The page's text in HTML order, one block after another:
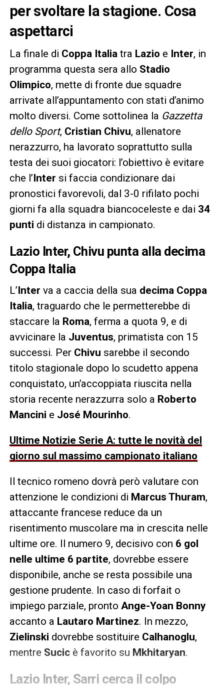
per svoltare la stagione. Cosa
aspettarci
La finale di Coppa Italia tra Lazio e Inter, in
programma questa sera allo Stadio
Olimpico, mette di fronte due squadre
arrivate all’appuntamento con stati d’animo
molto diversi. Come sottolinea la Gazzetta
dello Sport, Cristian Chivu, allenatore
nerazzurro, ha lavorato soprattutto sulla
testa dei suoi giocatori: l’obiettivo è evitare
che l’Inter si faccia condizionare dai
pronostici favorevoli, dal 3-0 rifilato pochi
giorni fa alla squadra biancoceleste e dai 34
punti di distanza in campionato.
Lazio Inter, Chivu punta alla decima
Coppa Italia
L’Inter va a caccia della sua decima Coppa
Italia, traguardo che le permetterebbe di
staccare la Roma, ferma a quota 9, e di
avvicinare la Juventus, primatista con 15
successi. Per Chivu sarebbe il secondo
titolo stagionale dopo lo scudetto appena
conquistato, un’accoppiata riuscita nella
storia recente nerazzurra solo a Roberto
Mancini e José Mourinho.
Ultime Notizie Serie A: tutte le novità del
giorno sul massimo campionato italiano
Il tecnico romeno dovrà però valutare con
attenzione le condizioni di Marcus Thuram,
attaccante francese reduce da un
risentimento muscolare ma in crescita nelle
ultime ore. Il numero 9, decisivo con 6 gol
nelle ultime 6 partite, dovrebbe essere
disponibile, anche se resta possibile una
gestione prudente. In caso di forfait o
impiego parziale, pronto Ange-Yoan Bonny
accanto a Lautaro Martinez. In mezzo,
Zielinski dovrebbe sostituire Calhanoglu,
mentre Sucicè favorito su Mkhitaryan.
Lazio Inter, Sarri cerca il colpo